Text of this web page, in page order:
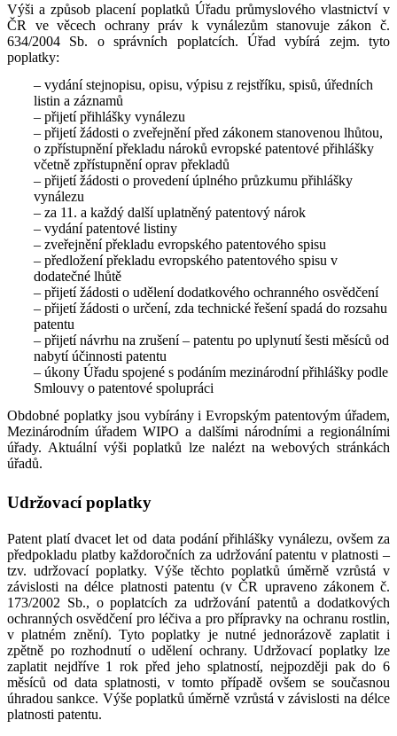
Výši a způsob placení poplatků Úřadu průmyslového vlastnictví v
ČR ve věcech ochrany práv k vynálezům stanovuje zákon č.
634/2004 Sb. o správních poplatcích. Úřad vybírá zejm. tyto
poplatky:
– vydání stejnopisu, opisu, výpisu z rejstříku, spisů, úředních
listin a záznamů
– přijetí přihlášky vynálezu
– přijetí žádosti o zveřejnění před zákonem stanovenou lhůtou,
o zpřístupnění překladu nároků evropské patentové přihlášky
včetně zpřístupnění oprav překladů
– přijetí žádosti o provedení úplného průzkumu přihlášky
vynálezu
– za 11. a každý další uplatněný patentový nárok
– vydání patentové listiny
– zveřejnění překladu evropského patentového spisu
– předložení překladu evropského patentového spisu v
dodatečné lhůtě
– přijetí žádosti o udělení dodatkového ochranného osvědčení
– přijetí žádosti o určení, zda technické řešení spadá do rozsahu
patentu
– přijetí návrhu na zrušení – patentu po uplynutí šesti měsíců od
nabytí účinnosti patentu
– úkony Úřadu spojené s podáním mezinárodní přihlášky podle
Smlouvy o patentové spolupráci
Obdobné poplatky jsou vybírány i Evropským patentovým úřadem,
Mezinárodním úřadem WIPO a dalšími národními a regionálními
úřady. Aktuální výši poplatků lze nalézt na webových stránkách
úřadů.
Udržovací poplatky
Patent platí dvacet let od data podání přihlášky vynálezu, ovšem za
předpokladu platby každoročních za udržování patentu v platnosti –
tzv. udržovací poplatky. Výše těchto poplatků úměrně vzrůstá v
závislosti na délce platnosti patentu (v ČR upraveno zákonem č.
173/2002 Sb., o poplatcích za udržování patentů a dodatkových
ochranných osvědčení pro léčiva a pro přípravky na ochranu rostlin,
v platném znění). Tyto poplatky je nutné jednorázově zaplatit i
zpětně po rozhodnutí o udělení ochrany. Udržovací poplatky lze
zaplatit nejdříve 1 rok před jeho splatností, nejpozději pak do 6
měsíců od data splatnosti, v tomto případě ovšem se současnou
úhradou sankce. Výše poplatků úměrně vzrůstá v závislosti na délce
platnosti patentu.